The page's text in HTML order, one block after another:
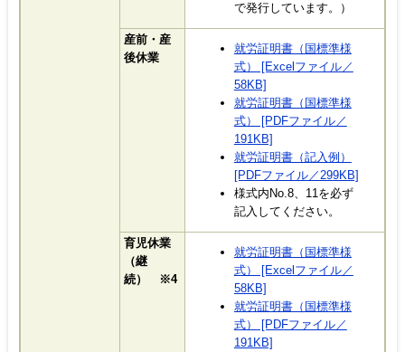
で発行しています。）
産前・産
後休業
就労証明書（国標準様
式） [Excelファイル／
58KB]
就労証明書（国標準様
式） [PDFファイル／
191KB]
就労証明書（記入例）
[PDFファイル／299KB]
様式内No.8、11を必ず
記入してください。
育児休業
（継
続） ※4
就労証明書（国標準様
式） [Excelファイル／
58KB]
就労証明書（国標準様
式） [PDFファイル／
191KB]